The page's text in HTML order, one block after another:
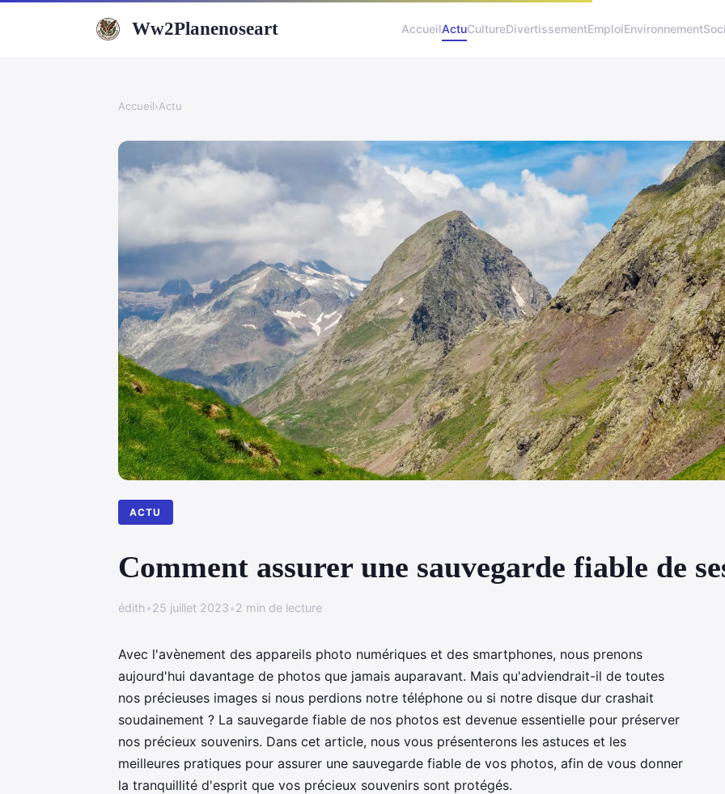
Ww2Planenoseart AccueilActuCultureDivertissementEmploiEnvironnement
Accueil›Actu
ACTU
Comment assurer une sauvegarde fiable de
édith•25 juillet 2023•2 min de lecture
Avec l'avènement des appareils photo numériques et des smartphones, nous prenons
aujourd'hui davantage de photos que jamais auparavant. Mais qu'adviendrait-il de toutes
nos précieuses images si nous perdions notre téléphone ou si notre disque dur crashait
soudainement ? La sauvegarde fiable de nos photos est devenue essentielle pour préserver
nos précieux souvenirs. Dans cet article, nous vous présenterons les astuces et les
meilleures pratiques pour assurer une sauvegarde fiable de vos photos, afin de vous donner
la tranquillité d'esprit que vos précieux souvenirs sont protégés.